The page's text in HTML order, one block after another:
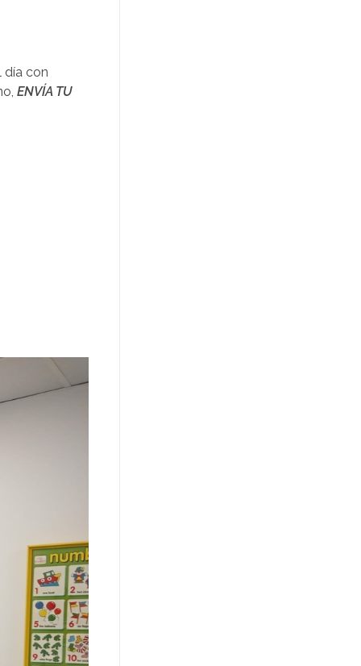
día con
ENVÍA TU